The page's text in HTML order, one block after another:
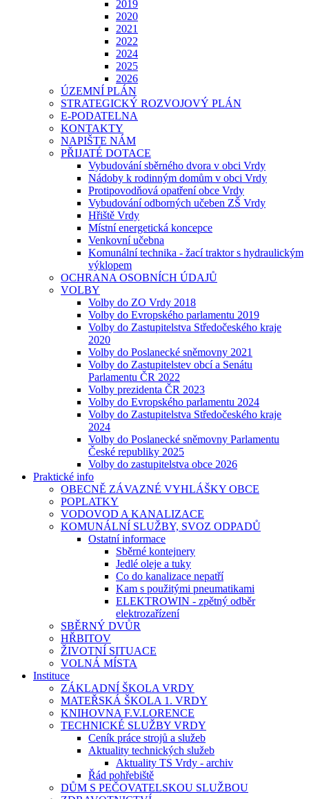
2019
2020
2021
2022
2024
2025
2026
ÚZEMNÍ PLÁN
STRATEGICKÝ ROZVOJOVÝ PLÁN
E-PODATELNA
KONTAKTY
NAPIŠTE NÁM
PŘIJATÉ DOTACE
Vybudování sběrného dvora v obci Vrdy
Nádoby k rodinným domům v obci Vrdy
Protipovodňová opatření obce Vrdy
Vybudování odborných učeben ZŠ Vrdy
Hřiště Vrdy
Místní energetická koncepce
Venkovní učebna
Komunální technika - žací traktor s hydraulickým
výklopem
OCHRANA OSOBNÍCH ÚDAJŮ
VOLBY
Volby do ZO Vrdy 2018
Volby do Evropského parlamentu 2019
Volby do Zastupitelstva Středočeského kraje
2020
Volby do Poslanecké sněmovny 2021
Volby do Zastupitelstev obcí a Senátu
Parlamentu ČR 2022
Volby prezidenta ČR 2023
Volby do Evropského parlamentu 2024
Volby do Zastupitelstva Středočeského kraje
2024
Volby do Poslanecké sněmovny Parlamentu
České republiky 2025
Volby do zastupitelstva obce 2026
Praktické info
OBECNĚ ZÁVAZNÉ VYHLÁŠKY OBCE
POPLATKY
VODOVOD A KANALIZACE
KOMUNÁLNÍ SLUŽBY, SVOZ ODPADŮ
Ostatní informace
Sběrné kontejnery
Jedlé oleje a tuky
Co do kanalizace nepatří
Kam s použitými pneumatikami
ELEKTROWIN - zpětný odběr
elektrozařízení
SBĚRNÝ DVŮR
HŘBITOV
ŽIVOTNÍ SITUACE
VOLNÁ MÍSTA
Instituce
ZÁKLADNÍ ŠKOLA VRDY
MATEŘSKÁ ŠKOLA 1. VRDY
KNIHOVNA F.V.LORENCE
TECHNICKÉ SLUŽBY VRDY
Ceník práce strojů a služeb
Aktuality technických služeb
Aktuality TS Vrdy - archiv
Řád pohřebiště
DŮM S PEČOVATELSKOU SLUŽBOU